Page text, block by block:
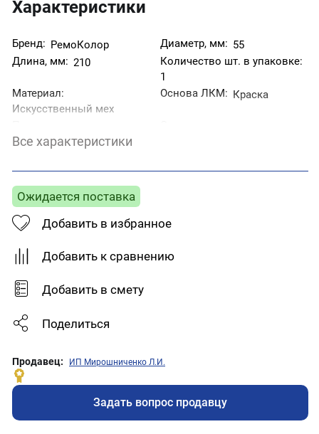
Характеристики
Бренд: РемоКолор Диаметр, мм: 55
Длина, мм: 210
Количество шт. в упаковке:
1
Материал:
Искусственный мех
Основа ЛКМ: Краска
Для нанесения
лакокрасочных
Валик
Все характеристики
Ожидается поставка
Добавить в избранное
Добавить к сравнению
Добавить в смету
Поделиться
Продавец: ИП Мирошниченко Л.И.
Задать вопрос продавцу